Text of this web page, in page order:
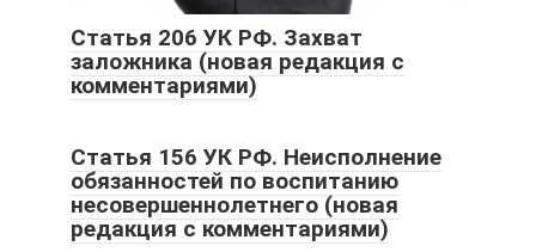
Статья 206 УК РФ. Захват
заложника (новая редакция с
комментариями)
Статья 156 УК РФ. Неисполнение
обязанностей по воспитанию
несовершеннолетнего (новая
редакция с комментариями)